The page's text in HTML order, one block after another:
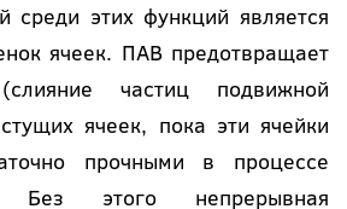
среди этих функций является
ячеек. ПАВ предотвращает
частиц подвижной
ячеек, пока эти ячейки
прочными в процессе
Без этого непрерывная